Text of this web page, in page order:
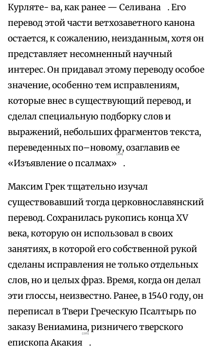
Курляте- ва, как ранее — Селивана
. Его
перевод этой части ветхозаветного канона
остается, к сожалению, неизданным, хотя он
представляет несомненный научный
интерес. Он придавал этому переводу особое
значение, особенно тем исправлениям,
которые внес в существующий перевод, и
сделал специальную подборку слов и
выражений, небольших фрагментов текста,
переведенных по–новому, озаглавив ее
«Изъявление о псалмах»
{234}
.
Максим Грек тщательно изучал
существовавший тогда церковнославянский
перевод. Сохранилась рукопись конца XV
века, которую он использовал в своих
занятиях, в которой его собственной рукой
сделаны исправления не только отдельных
слов, но и целых фраз. Время, когда он делал
эти глоссы, неизвестно. Ранее, в 1540 году, он
переписал в Твери Греческую Псалтырь по
заказу Вениамина, ризничего тверского
епископа Акакия
{235}
.